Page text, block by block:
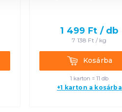
1 499 Ft / db
7 138 Ft / kg
KosárbaKosárba
1 karton = 11 db
+1 karton a kosárba